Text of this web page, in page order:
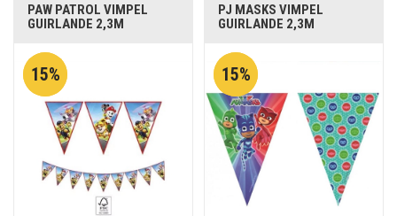
PAW PATROL VIMPEL
GUIRLANDE 2,3M
15%
PJ MASKS VIMPEL
GUIRLANDE 2,3M
15%